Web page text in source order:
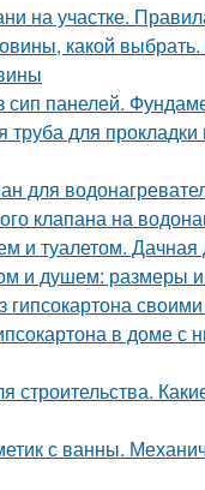
на участке.
какой
сип панелей.
для прокладки
для
клапана на
и туалетом. Дачная
и душем: размеры
гипсокартона
в доме с
строительства.
с ванны.